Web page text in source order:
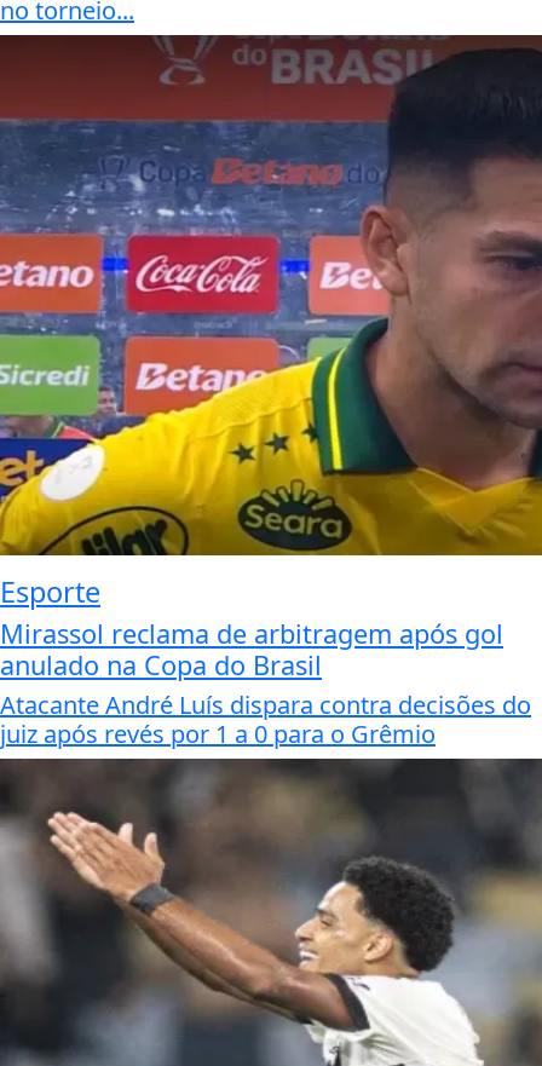
no torneio...
Esporte
Mirassol reclama de arbitragem após gol
anulado na Copa do Brasil
Atacante André Luís dispara contra decisões do
juiz após revés por 1 a 0 para o Grêmio